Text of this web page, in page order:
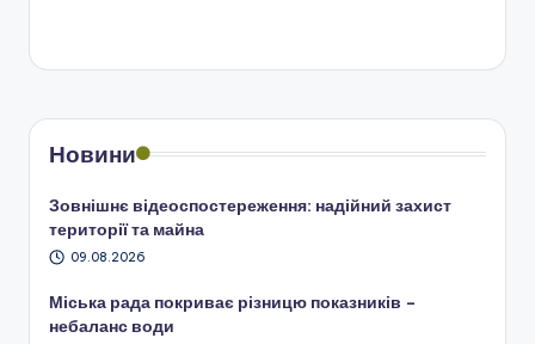
Новини
Зовнішнє відеоспостереження: надійний захист
території та майна
09.08.2026
Міська рада покриває різницю показників –
небаланс води